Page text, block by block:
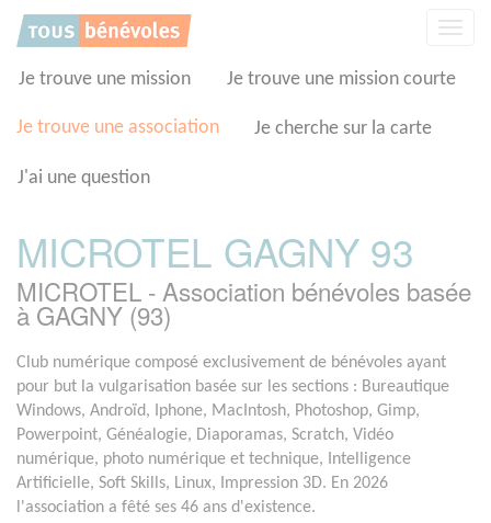
Je trouve une mission Je trouve une mission courte
Je trouve une association Je cherche sur la carte
J'ai une question
MICROTEL GAGNY 93
MICROTEL - Association bénévoles basée
à GAGNY (93)
Club numérique composé exclusivement de bénévoles ayant
pour but la vulgarisation basée sur les sections : Bureautique
Windows, Androïd, Iphone, MacIntosh, Photoshop, Gimp,
Powerpoint, Généalogie, Diaporamas, Scratch, Vidéo
numérique, photo numérique et technique, Intelligence
Artificielle, Soft Skills, Linux, Impression 3D. En 2026
l'association a fêté ses 46 ans d'existence.
Panneau de gestion des cookies